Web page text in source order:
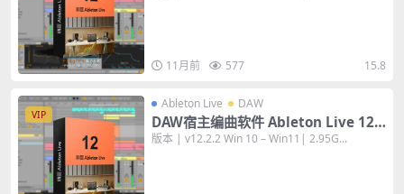
11月前 577 15.8
VIP
Ableton Live DAW
DAW宿主编曲软件 Ableton Live 12 S
uite v12.2.2 [WiN+MAC] 数字音频工
版本 | v12.2.2 Win 10 – Win11| 2.95G...